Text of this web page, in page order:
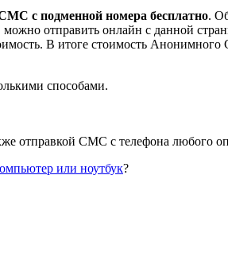
с подменной номера бесплатно.
отправить онлайн с данной
В итоге стоимость
способами.
отправкой СМС с телефона любого
или ноутбук?